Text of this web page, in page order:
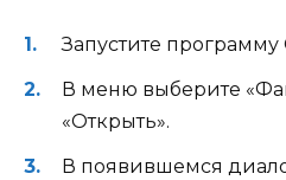
Запустите программу
В меню выберите
«Открыть».
В появившемся